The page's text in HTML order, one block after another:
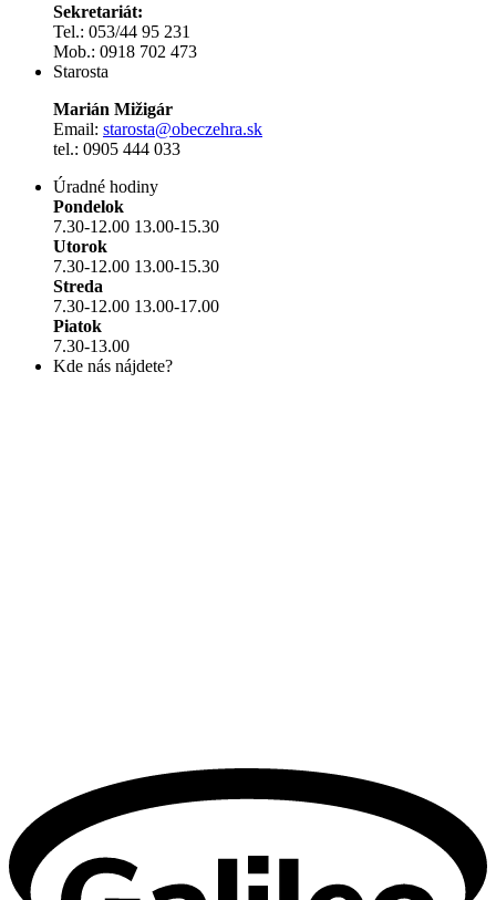
Sekretariát:
Tel.: 053/44 95 231
Mob.: 0918 702 473
Starosta
Marián Mižigár
Email: starosta@obeczehra.sk
tel.: 0905 444 033
Úradné hodiny
Pondelok
7.30-12.00 13.00-15.30
Utorok
7.30-12.00 13.00-15.30
Streda
7.30-12.00 13.00-17.00
Piatok
7.30-13.00
Kde nás nájdete?